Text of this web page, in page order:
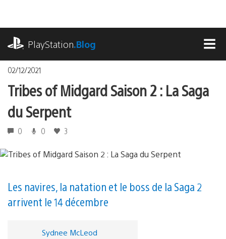
contenu
PlayStation.Blog
02/12/2021
Tribes of Midgard Saison 2 : La Saga
du Serpent
0 0 3
Les navires, la natation et le boss de la Saga 2
arrivent le 14 décembre
Sydnee McLeod